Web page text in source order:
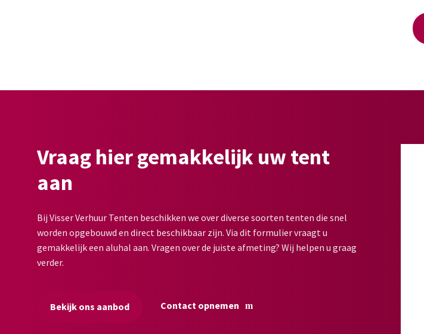
Vraag hier gemakkelijk uw tent
aan
Bij Visser Verhuur Tenten beschikken we over diverse soorten tenten die snel
worden opgebouwd en direct beschikbaar zijn. Via dit formulier vraagt u
gemakkelijk een aluhal aan. Vragen over de juiste afmeting? Wij helpen u graag
verder.
Bekijk ons aanbod Contact opnemen